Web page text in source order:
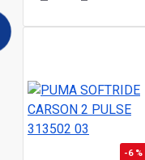
-6 %